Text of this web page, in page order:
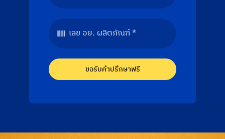
ขอรับคำปรึกษาฟรี